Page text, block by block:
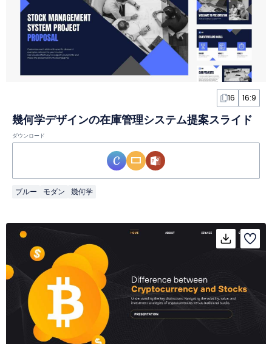
16 16:9
幾何学デザインの在庫管理システム提案スライド
ダウンロード
ブルー モダン 幾何学